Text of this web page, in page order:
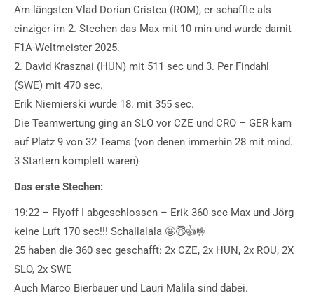
Am längsten Vlad Dorian Cristea (ROM), er schaffte als
einziger im 2. Stechen das Max mit 10 min und wurde damit
F1A-Weltmeister 2025.
2. David Krasznai (HUN) mit 511 sec und 3. Per Findahl
(SWE) mit 470 sec.
Erik Niemierski wurde 18. mit 355 sec.
Die Teamwertung ging an SLO vor CZE und CRO – GER kam
auf Platz 9 von 32 Teams (von denen immerhin 28 mit mind.
3 Startern komplett waren)
Das erste Stechen:
19:22 – Flyoff I abgeschlossen – Erik 360 sec Max und Jörg
keine Luft 170 sec!!! Schallalala 🤩😇👍🤟
25 haben die 360 sec geschafft: 2x CZE, 2x HUN, 2x ROU, 2X
SLO, 2x SWE
Auch Marco Bierbauer und Lauri Malila sind dabei.